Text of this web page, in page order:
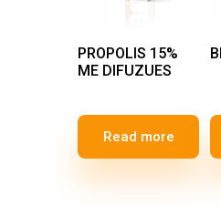
PROPOLIS 15%
ME DIFUZUES
Read more